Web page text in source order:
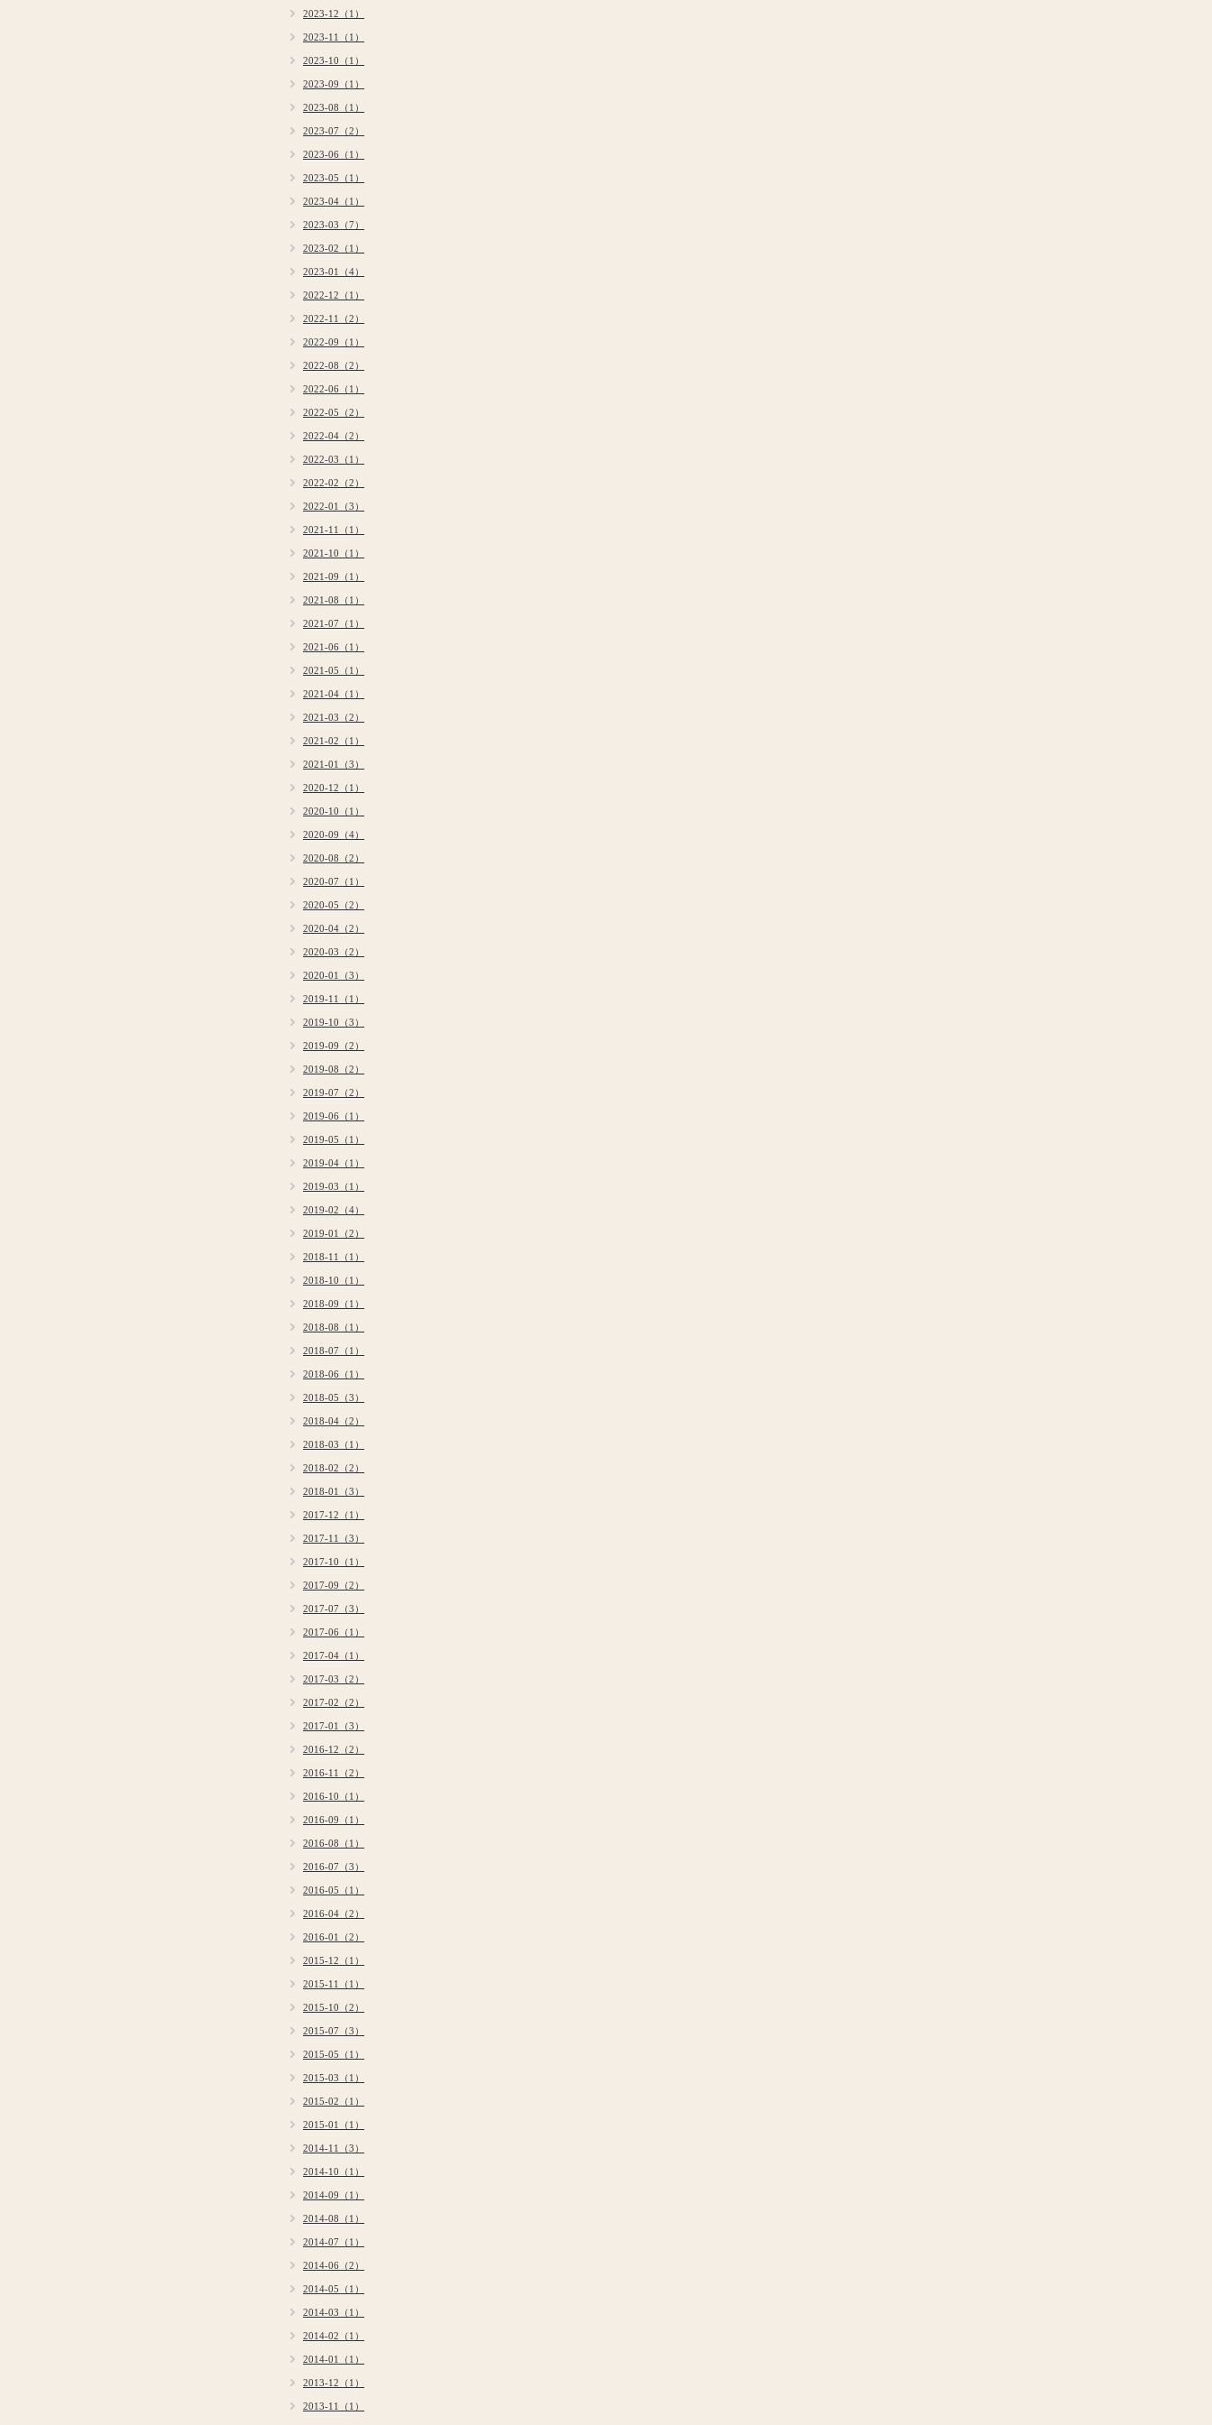
2023-12（1）
2023-11（1）
2023-10（1）
2023-09（1）
2023-08（1）
2023-07（2）
2023-06（1）
2023-05（1）
2023-04（1）
2023-03（7）
2023-02（1）
2023-01（4）
2022-12（1）
2022-11（2）
2022-09（1）
2022-08（2）
2022-06（1）
2022-05（2）
2022-04（2）
2022-03（1）
2022-02（2）
2022-01（3）
2021-11（1）
2021-10（1）
2021-09（1）
2021-08（1）
2021-07（1）
2021-06（1）
2021-05（1）
2021-04（1）
2021-03（2）
2021-02（1）
2021-01（3）
2020-12（1）
2020-10（1）
2020-09（4）
2020-08（2）
2020-07（1）
2020-05（2）
2020-04（2）
2020-03（2）
2020-01（3）
2019-11（1）
2019-10（3）
2019-09（2）
2019-08（2）
2019-07（2）
2019-06（1）
2019-05（1）
2019-04（1）
2019-03（1）
2019-02（4）
2019-01（2）
2018-11（1）
2018-10（1）
2018-09（1）
2018-08（1）
2018-07（1）
2018-06（1）
2018-05（3）
2018-04（2）
2018-03（1）
2018-02（2）
2018-01（3）
2017-12（1）
2017-11（3）
2017-10（1）
2017-09（2）
2017-07（3）
2017-06（1）
2017-04（1）
2017-03（2）
2017-02（2）
2017-01（3）
2016-12（2）
2016-11（2）
2016-10（1）
2016-09（1）
2016-08（1）
2016-07（3）
2016-05（1）
2016-04（2）
2016-01（2）
2015-12（1）
2015-11（1）
2015-10（2）
2015-07（3）
2015-05（1）
2015-03（1）
2015-02（1）
2015-01（1）
2014-11（3）
2014-10（1）
2014-09（1）
2014-08（1）
2014-07（1）
2014-06（2）
2014-05（1）
2014-03（1）
2014-02（1）
2014-01（1）
2013-12（1）
2013-11（1）